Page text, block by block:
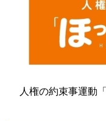
人権の約束事運動